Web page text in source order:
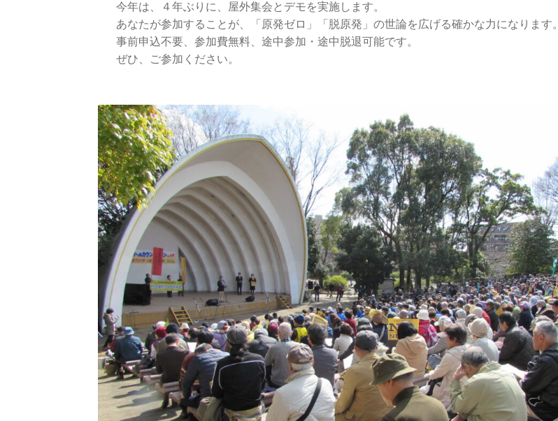
今年は、４年ぶりに、屋外集会とデモを実施します。
あなたが参加することが、「原発ゼロ」「脱原発」の世論を広げる確かな力になります。
事前申込不要、参加費無料、途中参加・途中脱退可能です。
ぜひ、ご参加ください。